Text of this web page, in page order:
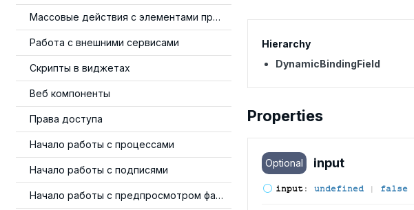
Массовые действия с элементами приложения
Работа с внешними сервисами
Скрипты в виджетах
Веб компоненты
Права доступа
Начало работы с процессами
Начало работы с подписями
Начало работы с предпросмотром файлов
Hierarchy
DynamicBindingField
Properties
Optional input
input: undefined| false